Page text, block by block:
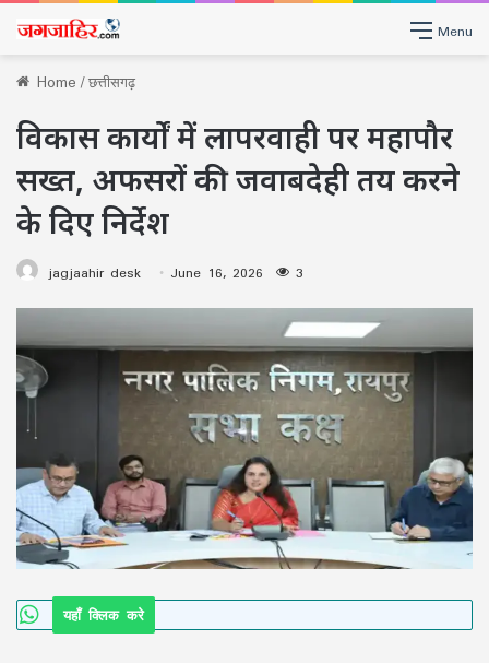
Menu
Home/छत्तीसगढ़
विकास कार्यों में लापरवाही पर महापौर
सख्त, अफसरों की जवाबदेही तय करने
के दिए निर्देश
jagjaahir desk June 16, 2026 3
यहाँ क्लिक करे